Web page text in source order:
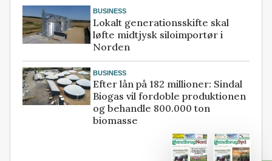
BUSINESS
Lokalt generationsskifte skal
løfte midtjysk siloimportør i
Norden
BUSINESS
Efter lån på 182 millioner: Sindal
Biogas vil fordoble produktionen
og behandle 800.000 ton
biomasse